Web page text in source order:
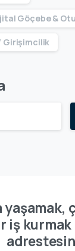
Göçebe &
Girişimcilik
yaşamak,
iş